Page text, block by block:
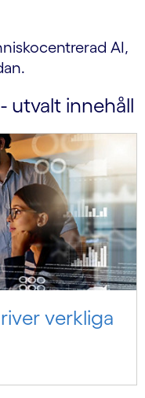
AI,
utvalt innehåll
verkliga